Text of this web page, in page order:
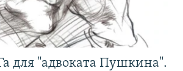
для "адвоката Пушкина".